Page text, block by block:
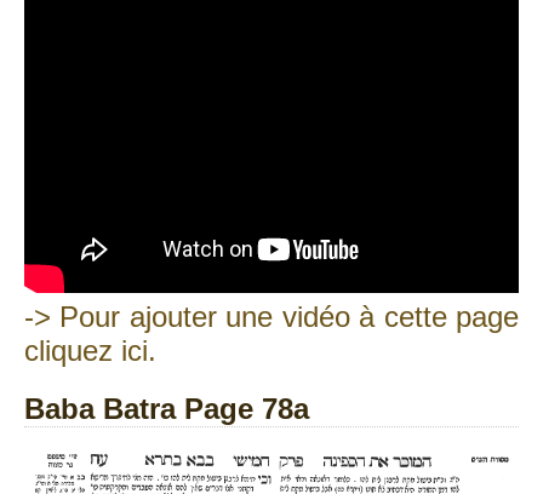
-> Pour ajouter une vidéo à cette page
cliquez ici.
Baba Batra Page 78a